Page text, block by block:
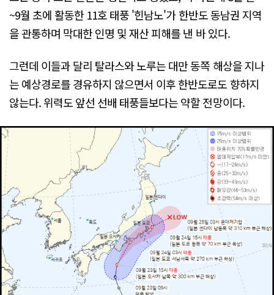
~9월 초에 활동한 11호 태풍 '힌남노'가 한반도 동남권 지역
을 관통하며 막대한 인명 및 재산 피해를 낸 바 있다.
그런데 이들과 달리 탈라스와 노루는 대만 동쪽 해상을 지나
는 예상경로를 경유하지 않으면서 이후 한반도로도 향하지
않는다. 위력도 앞선 선배 태풍들보다는 약할 전망이다.